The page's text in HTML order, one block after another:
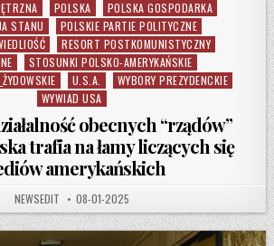
POLSKA
POLSKA GOSPODARKA
STANU
POLSKIE PARTIE POLITYCZNE
RESORT POSTKOMUNISTYCZNY
STOSUNKI POLSKO-AMERYKAŃSKIE
U.S.A.
WYBORY PREZYDENCKIE
WYWIAD USA
obecnych “rządów”
trafia na łamy liczących się
amerykańskich
AUTHOR:
NEWSEDIT PUBLISHED DATE:
08-01-2025